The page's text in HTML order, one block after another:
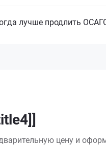
лучше продлить
цену и